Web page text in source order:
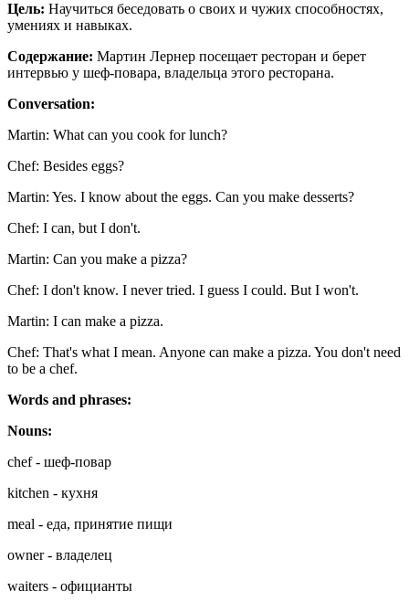
Цель: Научиться беседовать о своих и чужих способностях,
умениях и навыках.
Содержание: Мартин Лернер посещает ресторан и берет
интервью у шеф-повара, владельца этого ресторана.
Conversation:
Martin: What can you cook for lunch?
Chef: Besides eggs?
Martin: Yes. I know about the eggs. Can you make desserts?
Chef: I can, but I don't.
Martin: Can you make a pizza?
Chef: I don't know. I never tried. I guess I could. But I won't.
Martin: I can make a pizza.
Chef: That's what I mean. Anyone can make a pizza. You don't need
to be a chef.
Words and phrases:
Nouns:
chef - шеф-повар
kitchen - кухня
meal - еда, принятие пищи
owner - владелец
waiters - официанты